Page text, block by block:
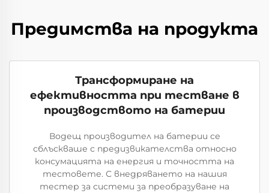
Предимства на продукта
Трансформиране на
ефективността при тестване в
производството на батерии
Водещ производител на батерии се
сблъскваше с предизвикателства относно
консумацията на енергия и точността на
тестовете. С внедряването на нашия
тестер за системи за преобразуване на